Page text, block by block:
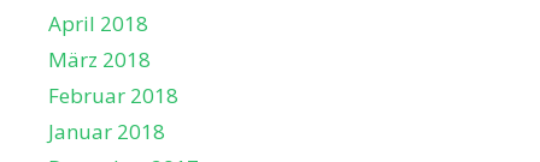
April 2018
März 2018
Februar 2018
Januar 2018